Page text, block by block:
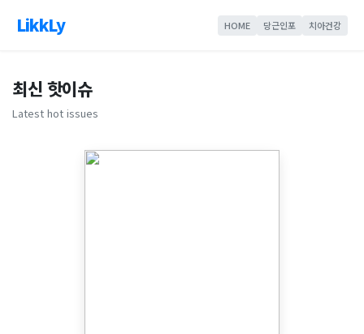
LikkLy HOME 당근인포 치아건강
최신 핫이슈
Latest hot issues